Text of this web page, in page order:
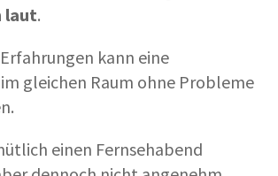
laut.
kann eine
gleichen Raum ohne Probleme
einen Fernsehabend